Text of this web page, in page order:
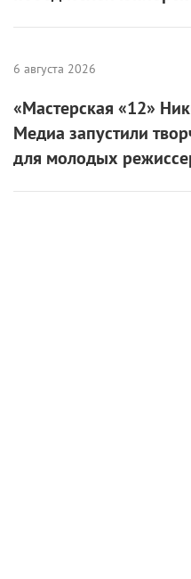
6 августа 2026
«Мастерская «12»
Медиа запустили
для молодых